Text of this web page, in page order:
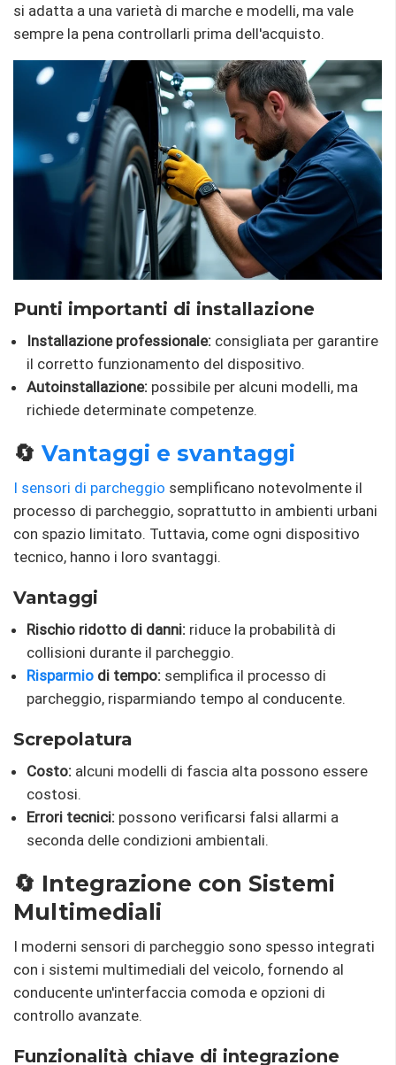
si adatta a una varietà di marche e modelli, ma vale
sempre la pena controllarli prima dell'acquisto.
Punti importanti di installazione
Installazione professionale: consigliata per garantire
il corretto funzionamento del dispositivo.
Autoinstallazione: possibile per alcuni modelli, ma
richiede determinate competenze.
🔄 Vantaggi e svantaggi
I sensori di parcheggio semplificano notevolmente il
processo di parcheggio, soprattutto in ambienti urbani
con spazio limitato. Tuttavia, come ogni dispositivo
tecnico, hanno i loro svantaggi.
Vantaggi
Rischio ridotto di danni: riduce la probabilità di
collisioni durante il parcheggio.
Risparmio di tempo: semplifica il processo di
parcheggio, risparmiando tempo al conducente.
Screpolatura
Costo: alcuni modelli di fascia alta possono essere
costosi.
Errori tecnici: possono verificarsi falsi allarmi a
seconda delle condizioni ambientali.
🔄 Integrazione con Sistemi
Multimediali
I moderni sensori di parcheggio sono spesso integrati
con i sistemi multimediali del veicolo, fornendo al
conducente un'interfaccia comoda e opzioni di
controllo avanzate.
Funzionalità chiave di integrazione